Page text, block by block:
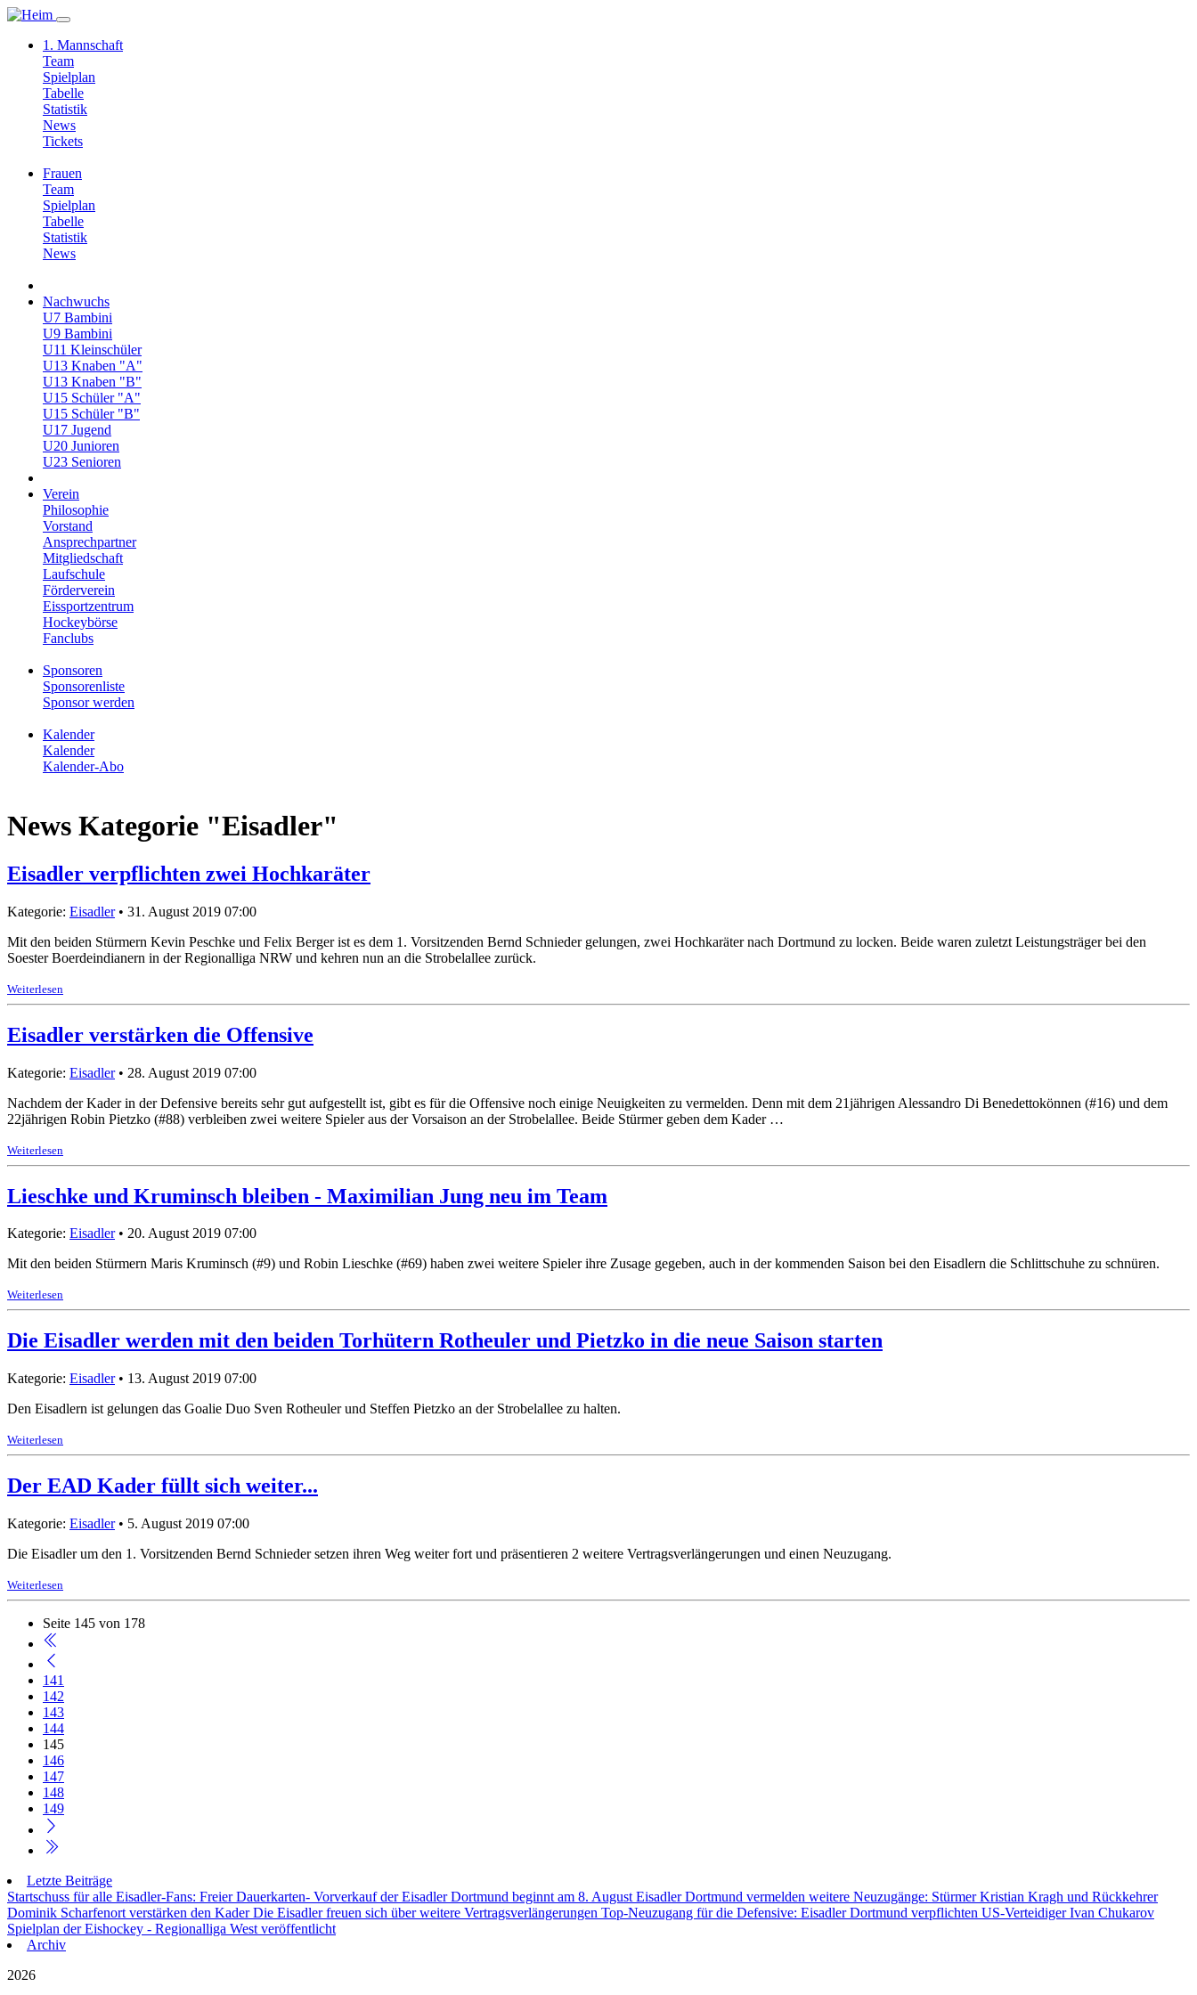
1. Mannschaft
Team
Spielplan
Tabelle
Statistik
News
Tickets
Frauen
Team
Spielplan
Tabelle
Statistik
News
Nachwuchs
U7 Bambini
U9 Bambini
U11 Kleinschüler
U13 Knaben "A"
U13 Knaben "B"
U15 Schüler "A"
U15 Schüler "B"
U17 Jugend
U20 Junioren
U23 Senioren
Verein
Philosophie
Vorstand
Ansprechpartner
Mitgliedschaft
Laufschule
Förderverein
Eissportzentrum
Hockeybörse
Fanclubs
Sponsoren
Sponsorenliste
Sponsor werden
Kalender
Kalender
Kalender-Abo
News Kategorie "Eisadler"
Eisadler verpflichten zwei Hochkaräter
Kategorie: Eisadler• 31. August 2019 07:00
Mit den beiden Stürmern Kevin Peschke und Felix Berger ist es dem 1. Vorsitzenden Bernd Schnieder gelungen, zwei Hochkaräter nach Dortmund zu locken. Beide waren zuletzt Leistungsträger bei den
Soester Boerdeindianern in der Regionalliga NRW und kehren nun an die Strobelallee zurück.
Weiterlesen
Eisadler verstärken die Offensive
Kategorie: Eisadler• 28. August 2019 07:00
Nachdem der Kader in der Defensive bereits sehr gut aufgestellt ist, gibt es für die Offensive noch einige Neuigkeiten zu vermelden. Denn mit dem 21jährigen Alessandro Di Benedettokönnen (#16) und dem
22jährigen Robin Pietzko (#88) verbleiben zwei weitere Spieler aus der Vorsaison an der Strobelallee. Beide Stürmer geben dem Kader …
Weiterlesen
Lieschke und Kruminsch bleiben - Maximilian Jung neu im Team
Kategorie: Eisadler• 20. August 2019 07:00
Mit den beiden Stürmern Maris Kruminsch (#9) und Robin Lieschke (#69) haben zwei weitere Spieler ihre Zusage gegeben, auch in der kommenden Saison bei den Eisadlern die Schlittschuhe zu schnüren.
Weiterlesen
Die Eisadler werden mit den beiden Torhütern Rotheuler und Pietzko in die neue Saison starten
Kategorie: Eisadler• 13. August 2019 07:00
Den Eisadlern ist gelungen das Goalie Duo Sven Rotheuler und Steffen Pietzko an der Strobelallee zu halten.
Weiterlesen
Der EAD Kader füllt sich weiter...
Kategorie: Eisadler• 5. August 2019 07:00
Die Eisadler um den 1. Vorsitzenden Bernd Schnieder setzen ihren Weg weiter fort und präsentieren 2 weitere Vertragsverlängerungen und einen Neuzugang.
Weiterlesen
Seite 145 von 178
141
142
143
144
145
146
147
148
149
Letzte Beiträge
Startschuss für alle Eisadler-Fans: Freier Dauerkarten- Vorverkauf der Eisadler Dortmund beginnt am 8. August Eisadler Dortmund vermelden weitere Neuzugänge: Stürmer Kristian Kragh und Rückkehrer
Dominik Scharfenort verstärken den KaderDie Eisadler freuen sich über weitere Vertragsverlängerungen Top-Neuzugang für die Defensive: Eisadler Dortmund verpflichten US-Verteidiger Ivan Chukarov
Spielplan der Eishockey - Regionalliga West veröffentlicht
Archiv
2026